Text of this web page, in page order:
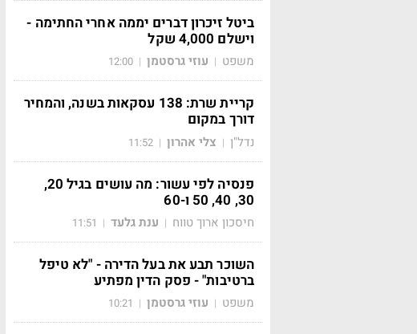
ביטל זיכרון דברים יממה אחרי החתימה -
וישלם 4,000 שקל
משפט | עוזי גרסטמן |
12:00
קריית שרת: 138 עסקאות בשנה, והמחיר
דורך במקום
נדל"ן | צלי אהרון |
11:52
פנסיה לפי עשור: מה עושים בגיל 20,
30, 40, 50 ו-60
חיסכון ארוך טווח | ענת גלעד |
11:51
השוכר תבע את בעל הדירה - "לא טיפל
ברטיבות" - פסק הדין מפתיע
משפט | עוזי גרסטמן |
10:21